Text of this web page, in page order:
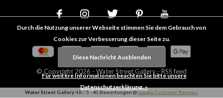
© Copyright 2026 - Water Street Gallery- RSS feed
Water Street Gallery4.8 / 5 -40 Bewertungen @Google Customer Reviews
Durch die Nutzung unserer Webseite stimmen Sie dem Gebrauch von
Cookies zur Verbesserung dieser Seite zu.
Diese Nachricht Ausblenden
Für weitere Informationen beachten Sie bitte unsere
Datenschutzerklärung. »